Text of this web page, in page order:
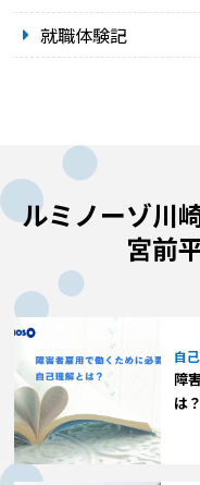
就職体験記
ルミノーゾ川
宮前
自
障
は？